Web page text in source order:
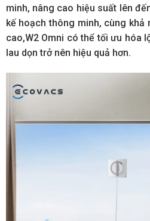
minh, nâng cao hiệu suất lên
kế hoạch thông minh, cùng khả
cao,W2 Omni có thể tối ưu hóa
lau dọn trở nên hiệu quả hơn.